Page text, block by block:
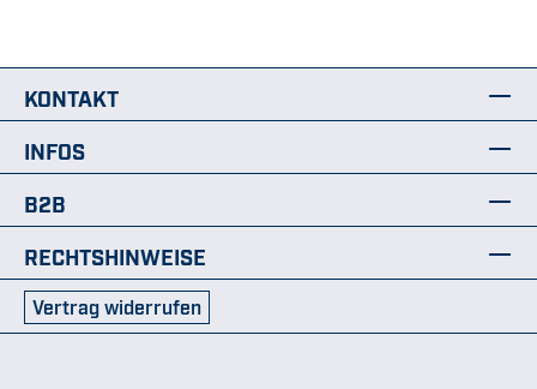
KONTAKT
INFOS
B2B
RECHTSHINWEISE
Vertrag widerrufen